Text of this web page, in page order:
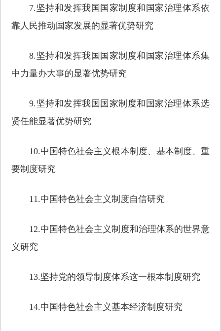
7.坚持和发挥我国国家制度和国家治理体系依
靠人民推动国家发展的显著优势研究
8.坚持和发挥我国国家制度和国家治理体系集
中力量办大事的显著优势研究
9.坚持和发挥我国国家制度和国家治理体系选
贤任能显著优势研究
10.中国特色社会主义根本制度、基本制度、重
要制度研究
11.中国特色社会主义制度自信研究
12.中国特色社会主义制度和治理体系的世界意
义研究
13.坚持党的领导制度体系这一根本制度研究
14.中国特色社会主义基本经济制度研究